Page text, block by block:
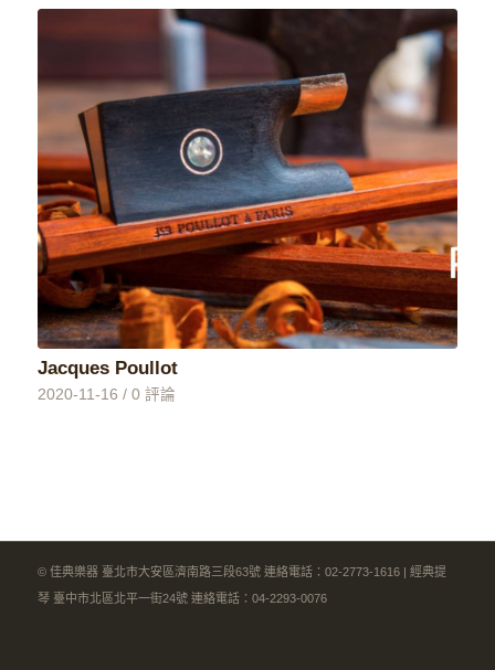
Jacques Poullot
2020-11-16 / 0 評論
© 佳典樂器 臺北市大安區濟南路三段63號 連絡電話：02-2773-1616 | 經典提
琴 臺中市北區北平一街24號 連絡電話：04-2293-0076